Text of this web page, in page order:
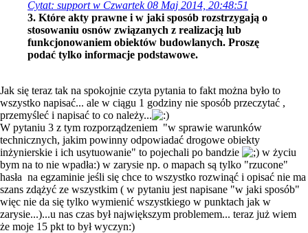
Cytat: support w Czwartek 08 Maj 2014, 20:48:51
3. Które akty prawne i w jaki sposób rozstrzygają o
stosowaniu osnów związanych z realizacją lub
funkcjonowaniem obiektów budowlanych. Proszę
podać tylko informacje podstawowe.
Jak się teraz tak na spokojnie czyta pytania to fakt można było to
wszystko napisać... ale w ciągu 1 godziny nie sposób przeczytać ,
przemyśleć i napisać to co należy...
W pytaniu 3 z tym rozporządzeniem "w sprawie warunków
technicznych, jakim powinny odpowiadać drogowe obiekty
inżynierskie i ich usytuowanie" to pojechali po bandzie
w życiu
bym na to nie wpadła:) w zarysie np. o mapach są tylko "rzucone"
hasła na egzaminie jeśli się chce to wszystko rozwinąć i opisać nie ma
szans zdążyć ze wszystkim ( w pytaniu jest napisane "w jaki sposób"
więc nie da się tylko wymienić wszystkiego w punktach jak w
zarysie...)...u nas czas był największym problemem... teraz już wiem
że moje 15 pkt to był wyczyn:)